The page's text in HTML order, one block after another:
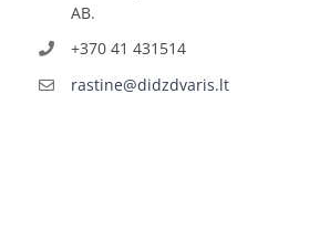
AB.
+370 41 431514
rastine@didzdvaris.lt